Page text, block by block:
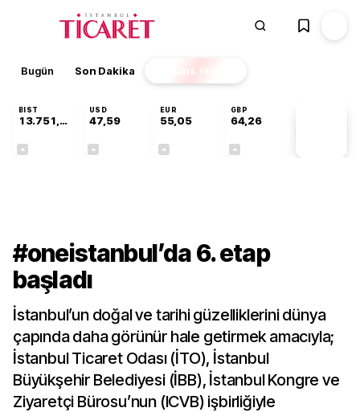
Bugün Son Dakika Finans EKSTRA
BIST
13.751,45
USD
47,59
EUR
55,05
GBP
64,26
#oneistanbul’da 6. etap
başladı
İstanbul’un doğal ve tarihi güzelliklerini dünya
çapında daha görünür hale getirmek amacıyla;
İstanbul Ticaret Odası (İTO), İstanbul
Büyükşehir Belediyesi (İBB), İstanbul Kongre ve
Ziyaretçi Bürosu’nun (ICVB) işbirliğiyle